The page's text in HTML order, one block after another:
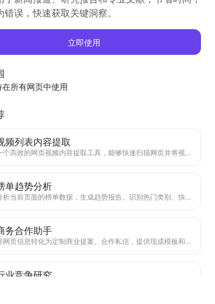
错误，快速获取关键洞察。
立即使用
在所有网页中使用
频列表内容提取
一个高效的网页视频内容提取工具，能够快速扫描网页并将视频信息整理成结构化的Markdown表格。
单趋势分析
分析当前页面的榜单数据，生成趋势报告。识别热门类别、快速上升的产品类型和新兴技术。提供即时市场洞察，助你理解最新产品趋势和市场动向。
务合作助手
将网页信息转化为定制商业提案、合作私信，提供现成模板和跟进指南，简化协作流程。
业竞争研究